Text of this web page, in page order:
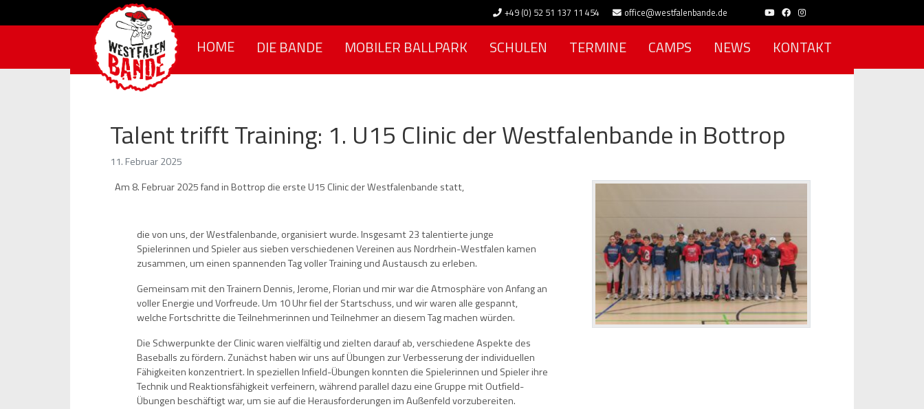
+49 (0) 52 51 137 11 454 office@westfalenbande.de
HOME DIE BANDE MOBILER BALLPARK SCHULEN TERMINE CAMPS NEWS KONTAKT
Talent trifft Training: 1. U15 Clinic der Westfalenbande in Bottrop
11. Februar 2025
Am 8. Februar 2025 fand in Bottrop die erste U15 Clinic der Westfalenbande statt,
die von uns, der Westfalenbande, organisiert wurde. Insgesamt 23 talentierte junge
Spielerinnen und Spieler aus sieben verschiedenen Vereinen aus Nordrhein-Westfalen kamen
zusammen, um einen spannenden Tag voller Training und Austausch zu erleben.
Gemeinsam mit den Trainern Dennis, Jerome, Florian und mir war die Atmosphäre von Anfang an
voller Energie und Vorfreude. Um 10 Uhr fiel der Startschuss, und wir waren alle gespannt,
welche Fortschritte die Teilnehmerinnen und Teilnehmer an diesem Tag machen würden.
Die Schwerpunkte der Clinic waren vielfältig und zielten darauf ab, verschiedene Aspekte des
Baseballs zu fördern. Zunächst haben wir uns auf Übungen zur Verbesserung der individuellen
Fähigkeiten konzentriert. In speziellen Infield-Übungen konnten die Spielerinnen und Spieler ihre
Technik und Reaktionsfähigkeit verfeinern, während parallel dazu eine Gruppe mit Outfield-
Übungen beschäftigt war, um sie auf die Herausforderungen im Außenfeld vorzubereiten.